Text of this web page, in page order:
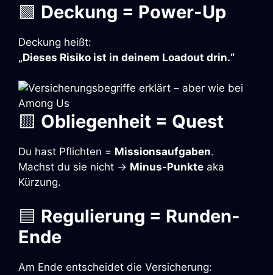
🟩 Deckung = Power-Up
Deckung heißt:
„Dieses Risiko ist in deinem Loadout drin.“
🟨 Obliegenheit = Quest
Du hast Pflichten = Missionsaufgaben.
Machst du sie nicht → Minus-Punkte aka
Kürzung.
🟦 Regulierung = Runden-
Ende
Am Ende entscheidet die Versicherung: